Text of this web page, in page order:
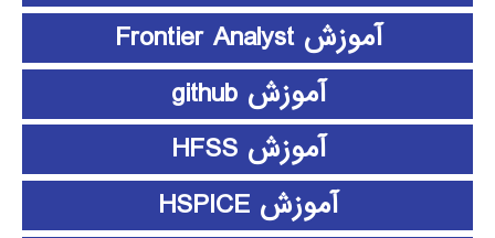
آموزش Frontier Analyst
آموزش github
آموزش HFSS
آموزش HSPICE